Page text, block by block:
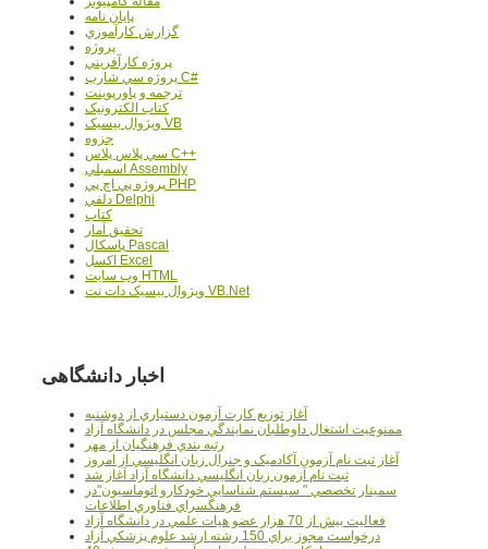
پایان نامه
گزارش کارآموزي
پروژه
پروژه کارآفريني
پروژه سي شارپ C#
ترجمه و پاورپوينت
کتاب الکترونيک
ويژوال بيسيک VB
جزوه
سي پلاس پلاس C++
اسمبلي Assembly
پروژه پي اچ پي PHP
دلفي Delphi
کتاب
تحقيق آمار
پاسکال Pascal
اکسل Excel
وب سايت HTML
ويژوال بيسيک دات نت VB.Net
اخبار دانشگاهی
آغاز توزيع کارت آزمون دستياري از دوشنبه
ممنوعيت اشتغال داوطلبان نمايندگي مجلس در دانشگاه آزاد
رتبه بندي فرهنگيان از مهر
آغاز ثبت نام آزمون آکادميک و جنرال زبان انگليسي از امروز
ثبت نام آزمون زبان انگليسي دانشگاه آزاد آغاز شد
سمينار تخصصي " سيستم شناسايي خودکارو اتوماسيون"در
فرهنگسراي فناوري اطلاعات
فعاليت بيش از 70 هزار عضو هيات علمي در دانشگاه آزاد
درخواست مجوز براي 150 رشته ارشد علوم پزشکي آزاد